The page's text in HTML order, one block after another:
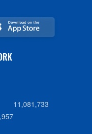
11,081,733